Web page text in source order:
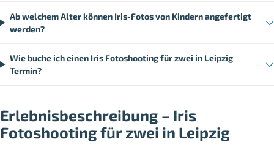
Ab welchem Alter können Iris-Fotos von Kindern angefertigt
werden?
Wie buche ich einen Iris Fotoshooting für zwei in Leipzig
Termin?
Erlebnisbeschreibung – Iris
Fotoshooting für zwei in Leipzig